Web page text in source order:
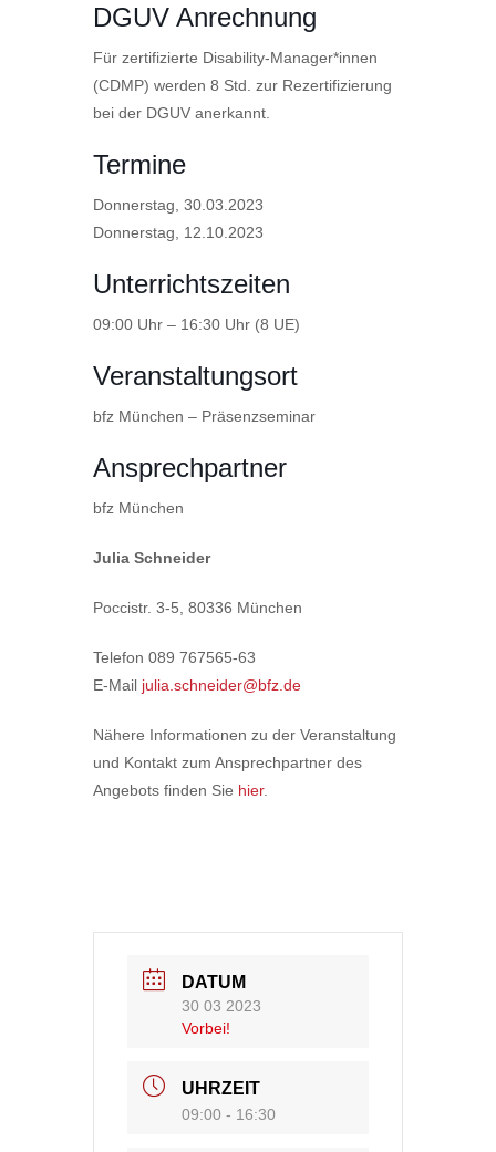
DGUV Anrechnung
Für zertifizierte Disability-Manager*innen
(CDMP) werden 8 Std. zur Rezertifizierung
bei der DGUV anerkannt.
Termine
Donnerstag, 30.03.2023
Donnerstag, 12.10.2023
Unterrichtszeiten
09:00 Uhr – 16:30 Uhr (8 UE)
Veranstaltungsort
bfz München – Präsenzseminar
Ansprechpartner
bfz München
Julia Schneider
Poccistr. 3-5, 80336 München
Telefon 089 767565-63
E-Mail julia.schneider@bfz.de
Nähere Informationen zu der Veranstaltung
und Kontakt zum Ansprechpartner des
Angebots finden Sie hier.
DATUM
30 03 2023
Vorbei!
UHRZEIT
09:00 - 16:30